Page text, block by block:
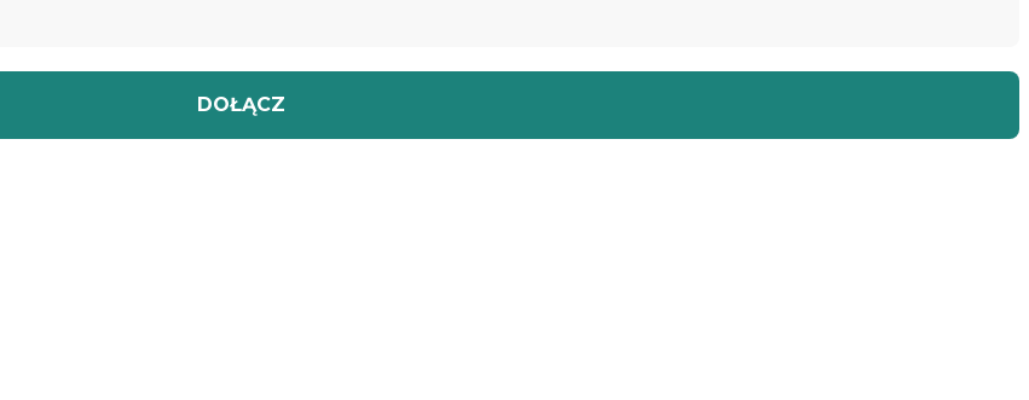
uzyskać więcej informacji.